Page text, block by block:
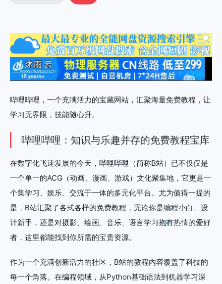
哔哩哔哩，一个充满活力的宝藏网站，汇聚海量免费教程，让
学习无界限，技能随心升。
哔哩哔哩：知识与乐趣并存的免费教程宝库
在数字化飞速发展的今天，哔哩哔哩（简称B站）已不仅仅是
一个单一的ACG（动画、漫画、游戏）文化聚集地，它更是一
个集学习、娱乐、交流于一体的多元化平台。尤为值得一提的
是，B站汇聚了各式各样的免费教程，无论你是编程小白、设
计新手，还是对摄影、绘画、音乐、语言学习抱有热情的爱好
者，这里都能找到你所需的宝贵资源。
作为一个充满创新活力的社区，B站的教程内容覆盖了科技的
每一个角落。在编程领域，从Python基础语法到机器学习深